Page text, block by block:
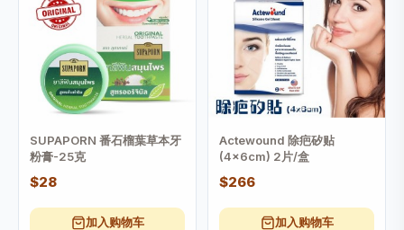
SUPAPORN 番石榴葉草本牙
粉膏-25克
$28
加入购物车
Actewound 除疤矽贴
(4x6cm) 2片/盒
$266
加入购物车